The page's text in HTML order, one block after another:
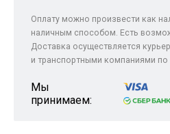
Оплату можно произвести как
наличным способом. Есть
Доставка осуществляется
и транспортными компаниями по
Мы
принимаем: